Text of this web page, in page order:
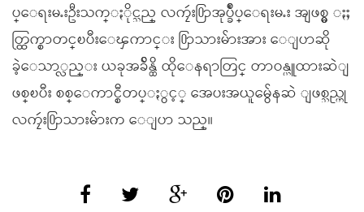
ပ္ေရးမႉးဦးသက္ႏိုင္သည္ လကၠဴး႐ြာအုပ္ခ်ဳပ္ေရးမႉး အျဖစ္မွ ႏႈ
တ္ထြက္စာတင္ၿပီးေၾကာင္း ႐ြာသားမ်ားအား ေျပာဆို
ခဲ့ေသာ္လည္း ယခုအခ်ိန္ထိ ထိုေနရာတြင္ တာဝန္ယူထားဆဲျ
ဖစ္ၿပီး စစ္ေကာင္စီတပ္ႏွင့္ အေပးအယူမွ်ေနဆဲ ျဖစ္သည္ဟု
လကၠဴး႐ြာသားမ်ားက ေျပာ သည္။